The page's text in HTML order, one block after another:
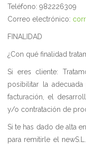
Teléfono: 982226309
Correo electrónico:
FINALIDAD
¿Con qué finalidad
Si eres cliente:
posibilitar la
facturación, el
y/o contratación de
Si te has dado de alta
para remitirle el